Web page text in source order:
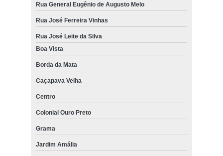
Rua General Eugênio de Augusto Melo
Rua José Ferreira Vinhas
Rua José Leite da Silva
Boa Vista
Borda da Mata
Caçapava Velha
Centro
Colonial Ouro Preto
Grama
Jardim Amália